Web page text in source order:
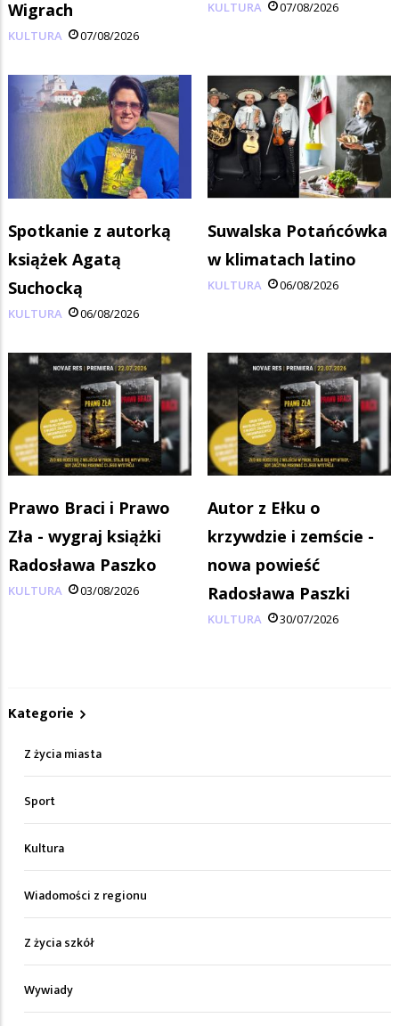
Wigrach
KULTURA 07/08/2026
KULTURA 07/08/2026
Spotkanie z autorką
książek Agatą
Suchocką
KULTURA 06/08/2026
Suwalska Potańcówka
w klimatach latino
KULTURA 06/08/2026
Prawo Braci i Prawo
Zła - wygraj książki
Radosława Paszko
KULTURA 03/08/2026
Autor z Ełku o
krzywdzie i zemście -
nowa powieść
Radosława Paszki
KULTURA 30/07/2026
Kategorie
Z życia miasta
Sport
Kultura
Wiadomości z regionu
Z życia szkół
Wywiady